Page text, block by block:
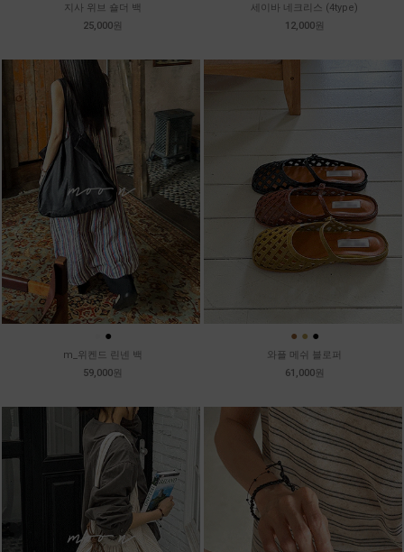
지사 위브 숄더 백
25,000원
세이바 네크리스 (4type)
12,000원
●
m_위켄드 린넨 백
59,000원
● ● ●
와플 메쉬 블로퍼
61,000원